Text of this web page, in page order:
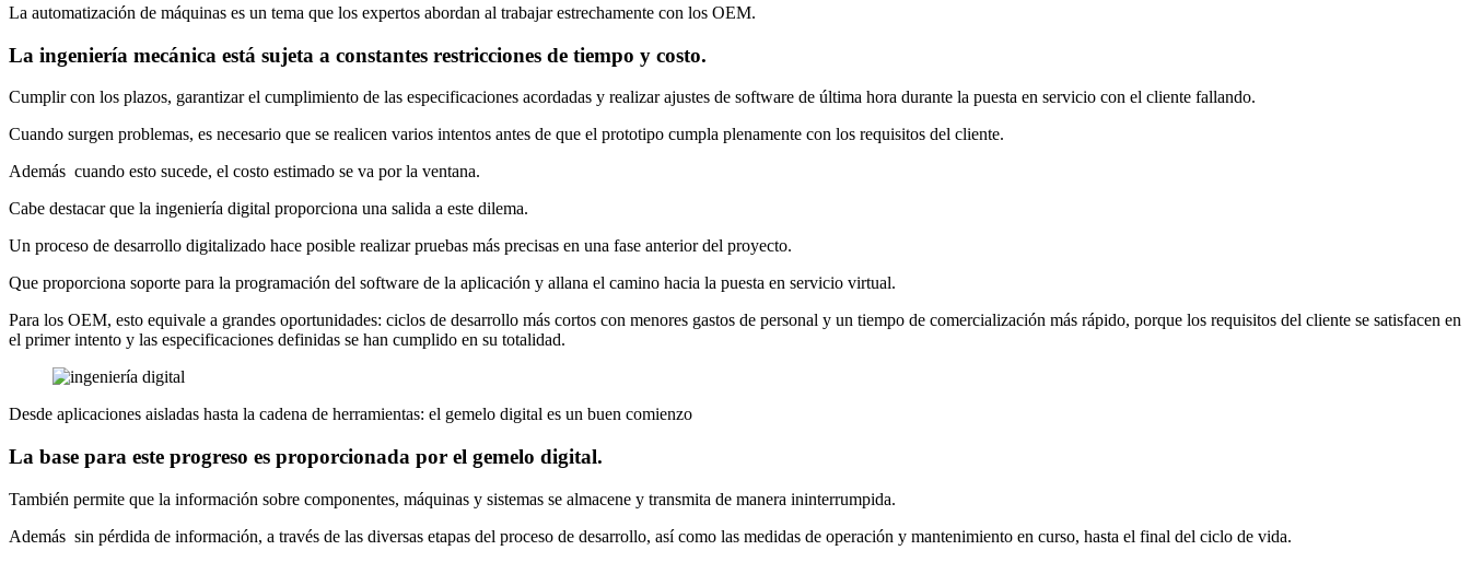
La automatización de máquinas es un tema que los expertos abordan al trabajar estrechamente con los OEM.
La ingeniería mecánica está sujeta a constantes restricciones de tiempo y costo.
Cumplir con los plazos, garantizar el cumplimiento de las especificaciones acordadas y realizar ajustes de software de última hora durante la puesta en servicio con el cliente fallando.
Cuando surgen problemas, es necesario que se realicen varios intentos antes de que el prototipo cumpla plenamente con los requisitos del cliente.
Además cuando esto sucede, el costo estimado se va por la ventana.
Cabe destacar que la ingeniería digital proporciona una salida a este dilema.
Un proceso de desarrollo digitalizado hace posible realizar pruebas más precisas en una fase anterior del proyecto.
Que proporciona soporte para la programación del software de la aplicación y allana el camino hacia la puesta en servicio virtual.
Para los OEM, esto equivale a grandes oportunidades: ciclos de desarrollo más cortos con menores gastos de personal y un tiempo de comercialización más rápido, porque los requisitos del cliente se satisfacen en
el primer intento y las especificaciones definidas se han cumplido en su totalidad.
Desde aplicaciones aisladas hasta la cadena de herramientas: el gemelo digital es un buen comienzo
La base para este progreso es proporcionada por el gemelo digital.
También permite que la información sobre componentes, máquinas y sistemas se almacene y transmita de manera ininterrumpida.
Además sin pérdida de información, a través de las diversas etapas del proceso de desarrollo, así como las medidas de operación y mantenimiento en curso, hasta el final del ciclo de vida.